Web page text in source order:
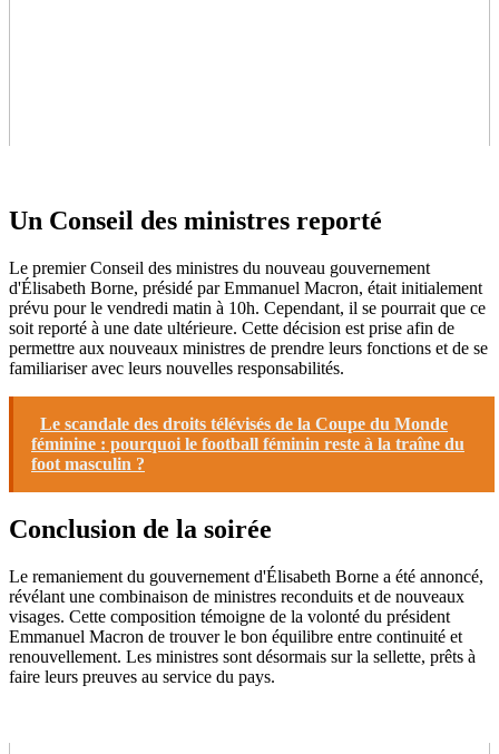
Un Conseil des ministres reporté
Le premier Conseil des ministres du nouveau gouvernement
d'Élisabeth Borne, présidé par Emmanuel Macron, était initialement
prévu pour le vendredi matin à 10h. Cependant, il se pourrait que ce
soit reporté à une date ultérieure. Cette décision est prise afin de
permettre aux nouveaux ministres de prendre leurs fonctions et de se
familiariser avec leurs nouvelles responsabilités.
Le scandale des droits télévisés de la Coupe du Monde
féminine : pourquoi le football féminin reste à la traîne du
foot masculin ?
Conclusion de la soirée
Le remaniement du gouvernement d'Élisabeth Borne a été annoncé,
révélant une combinaison de ministres reconduits et de nouveaux
visages. Cette composition témoigne de la volonté du président
Emmanuel Macron de trouver le bon équilibre entre continuité et
renouvellement. Les ministres sont désormais sur la sellette, prêts à
faire leurs preuves au service du pays.